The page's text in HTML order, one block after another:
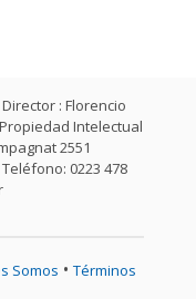
: Florencio
Intelectual
2551
0223 478
Somos • Términos